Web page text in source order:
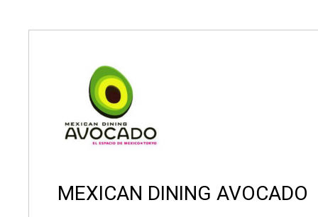
MEXICAN DINING AVOCADO